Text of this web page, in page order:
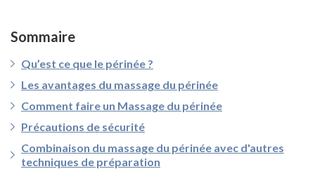
Sommaire
Qu’est ce que le périnée ?
Les avantages du massage du périnée
Comment faire un Massage du périnée
Précautions de sécurité
Combinaison du massage du périnée avec d'autres
techniques de préparation